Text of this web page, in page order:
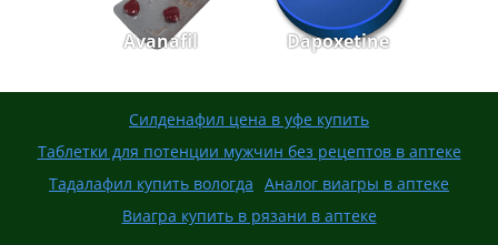
Avanafil Dapoxetine
Силденафил цена в уфе купить
Таблетки для потенции мужчин без рецептов в аптеке
Тадалафил купить вологда Аналог виагры в аптеке
Виагра купить в рязани в аптеке